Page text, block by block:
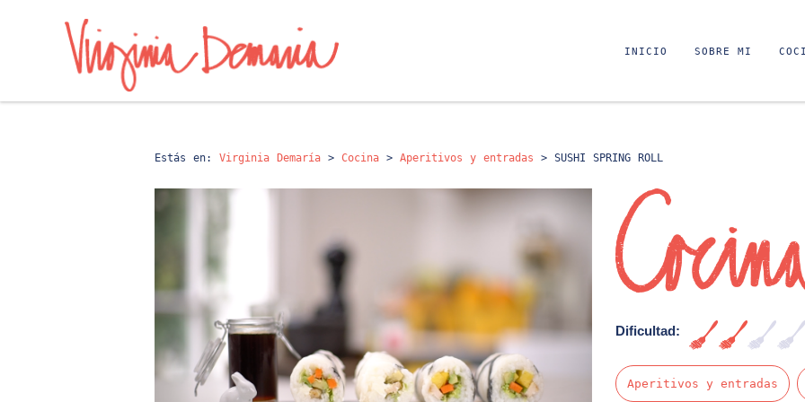
INICIO SOBRE MI
Estás en: Virginia Demaría > Cocina > Aperitivos y entradas > SUSHI SPRING ROLL
Dificultad:
Aperitivos y entradas